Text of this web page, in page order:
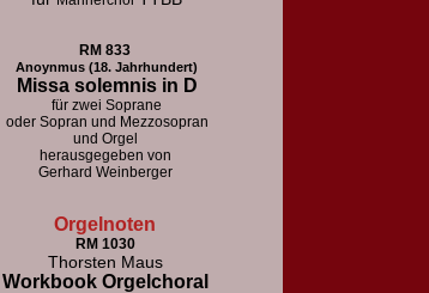
RM 833
Anoynmus (18. Jahrhundert)
Missa solemnis in D
für zwei Soprane
oder Sopran und Mezzosopran
und Orgel
herausgegeben von
Gerhard Weinberger
Orgelnoten
RM 1030
Thorsten Maus
Workbook Orgelchoral